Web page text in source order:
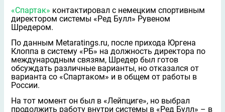
«Спартак» контактировал с немецким спортивным
директором системы «Ред Булл» Рувеном
Шрeдером.
По данным Metaratings.ru, после прихода Юргена
Клоппа в систему «РБ» на должность директора по
международным связям, Шрeдер был готов
обсуждать различные варианты, но отказался от
варианта со «Спартаком» и в общем от работы в
России.
На тот момент он был в «Лейпциге», но выбрал
продолжить работу внутри системы в «Ред Булл» – в